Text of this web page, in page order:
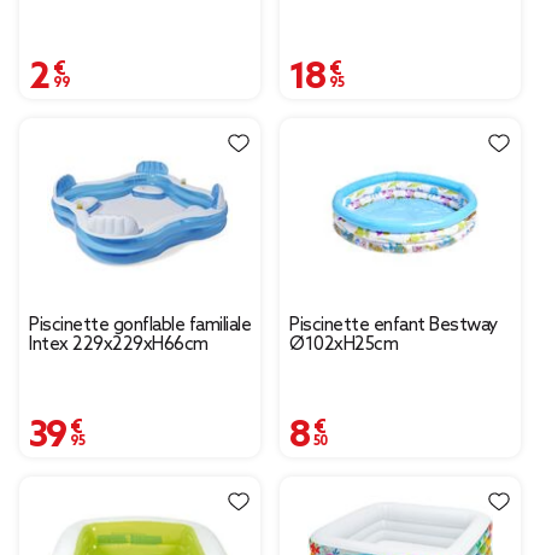
2,99 € 18,95 €
Piscinette gonflable familiale
Intex 229x229xH66cm
39,95 €
Piscinette enfant Bestway
Ø102xH25cm
8,50 €